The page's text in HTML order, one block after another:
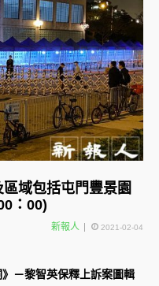
域包括屯門豐景園
：00)
新報人 2021-02-04
》－黎智英保釋上訴案圖輯